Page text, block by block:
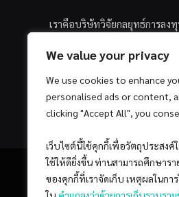
We value your privacy
We use cookies to enhance
personalised ads or content,
clicking "Accept All", you
เว็บไซต์นี้ใช้คุกกี้เพื่อวัตถุประสง
ใช้ให้ดียิ่งขึ้น ท่านสามารถศึกษาร
ของคุกกี้ที่เราจัดเก็บ เหตุผลในกา
เราคือบริษัทวิจัยกลยุทธ์การลง
ส่วนบุคคล ซึ่งมีเป้าหมายที่จะช่
ด้วยแนวคิดและกระบวนการล
Quantitative & Systematic